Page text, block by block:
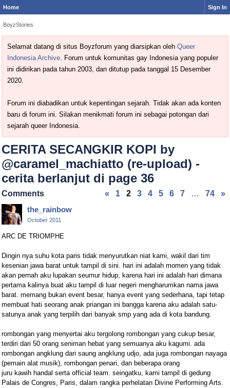
Home Sign In
BoyzStories
Selamat datang di situs Boyzforum yang diarsipkan oleh Queer
Indonesia Archive. Forum untuk komunitas gay Indonesia yang populer
ini didirikan pada tahun 2003, dan ditutup pada tanggal 15 Desember
2020.
Forum ini diabadikan untuk kepentingan sejarah. Tidak akan ada konten
baru di forum ini. Silakan menikmati forum ini sebagai potongan dari
sejarah queer Indonesia.
CERITA SECANGKIR KOPI by
@caramel_machiatto (re-upload) -
cerita berlanjut di page 36
« 1 2 3 4 5 6 7 … 74 »
Comments
the_rainbow
October 2011
ARC DE TRIOMPHE
Dingin nya suhu kota paris tidak menyurutkan niat kami, wakil dari tim
kesenian jawa barat untuk tampil di sini. hari ini adalah momen yang tidak
akan pernah aku lupakan seumur hidup, karena hari ini adalah hari dimana
pertama kalinya buat aku tampil di luar negeri mengharumkan nama jawa
barat. memang bukan event besar, hanya event yang sederhana, tapi tetap
membuat hati seorang anak priangan ini bangga karena aku adalah satu-
satunya anak yang terpilih dari banyak smp yang ada di kota bandung.
rombongan yang menyertai aku tergolong rombongan yang cukup besar,
terdiri dari 50 orang seniman hebat yang semuanya aku kagumi. ada
rombongan angklung dari saung angklung udjo, ada juga rombongan nayaga
(pemain alat musik), rombongan penari, dan beberapa orang
juru kawih handal serta official team. seingatku, kami tampil di gedung
Palais de Congres, Paris, dalam rangka perhelatan Divine Performing Arts.